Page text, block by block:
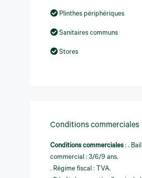
Plinthes périphériques
Sanitaires communs
Stores
Conditions commerciales
Conditions commerciales : . Bail
commercial : 3/6/9 ans.
. Régime fiscal : TVA.